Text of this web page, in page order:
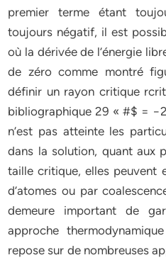
premier terme étant
toujours négatif, il est
où la dérivée de l’énergie
de zéro comme montré
définir un rayon critique
bibliographique 29 « #$ =
n’est pas atteinte les
dans la solution, quant aux
taille critique, elles peuvent
d’atomes ou par
demeure important de
approche
repose sur de nombreuses